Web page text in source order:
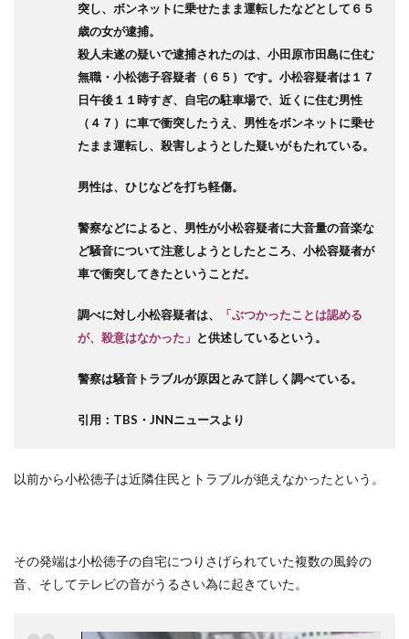
突し、ボンネットに乗せたまま運転したなどとして６５
歳の女が逮捕。
殺人未遂の疑いで逮捕されたのは、小田原市田島に住む
無職・小松徳子容疑者（６５）です。小松容疑者は１７
日午後１１時すぎ、自宅の駐車場で、近くに住む男性
（４７）に車で衝突したうえ、男性をボンネットに乗せ
たまま運転し、殺害しようとした疑いがもたれている。
男性は、ひじなどを打ち軽傷。
警察などによると、男性が小松容疑者に大音量の音楽な
ど騒音について注意しようとしたところ、小松容疑者が
車で衝突してきたということだ。
調べに対し小松容疑者は、
「ぶつかったことは認める
が、殺意はなかった」 と供述しているという。
警察は騒音トラブルが原因とみて詳しく調べている。
引用：TBS・JNNニュースより
以前から小松徳子は近隣住民とトラブルが絶えなかったという。
その発端は小松徳子の自宅につりさげられていた複数の風鈴の
音、そしてテレビの音がうるさい為に起きていた。